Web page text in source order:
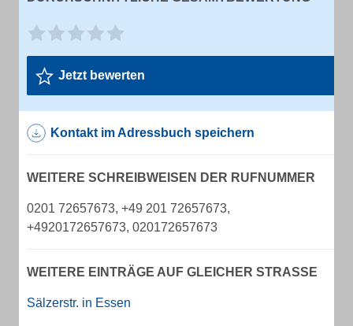
Jetzt bewerten
Kontakt im Adressbuch speichern
WEITERE SCHREIBWEISEN DER RUFNUMMER
0201 72657673, +49 201 72657673,
+4920172657673, 020172657673
WEITERE EINTRÄGE AUF GLEICHER STRASSE
Sälzerstr. in Essen